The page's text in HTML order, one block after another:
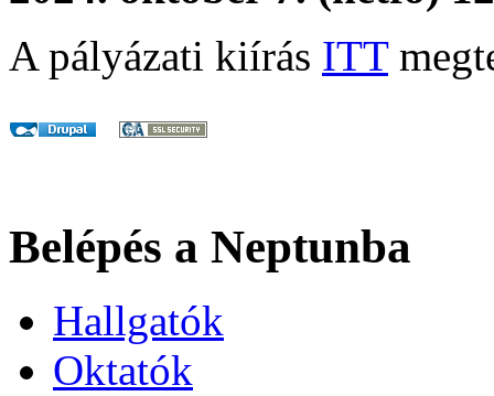
A pályázati kiírás ITT
Belépés a Neptunba
Hallgatók
Oktatók